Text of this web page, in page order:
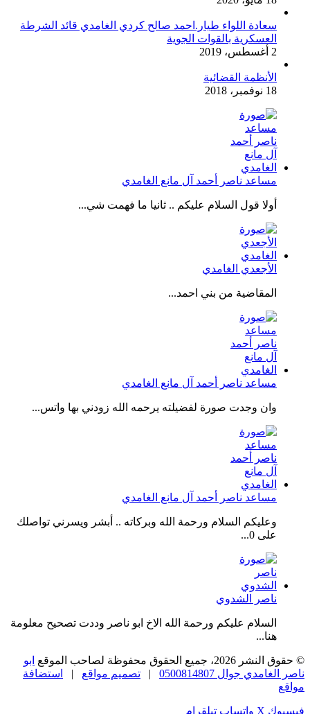
سعادة اللواء طيار.احمد صالح كردي الغامدي قائد الشرطة
العسكرية بالقوات الجوية
2 أغسطس، 2019
الأنظمة القضائية
18 نوفمبر، 2018
مساعد ناصر أحمد آل مانع الغامدي
أولا قول السلام عليكم .. ثانيا ما فهمت شي...
الأجعدي الغامدي
المقاضية من بني احمد...
مساعد ناصر أحمد آل مانع الغامدي
وان وجدت صورة لفضيلته يرحمه الله زودني بها واتس...
مساعد ناصر أحمد آل مانع الغامدي
وعليكم السلام ورحمة الله وبركاته .. أبشر ويسرني تواصلك
على 0...
ناصر الشدوي
السلام عليكم ورحمة الله الاخ ابو ناصر وددت تصحيح معلومة
هنا...
© حقوق النشر 2026، جميع الحقوق محفوظة لصاحب الموقع
ابو
ناصر الغامدي جوال 0500814807
| تصميم مواقع |
استضافة
مواقع
فيسبوك ‫X واتساب تيلقرام